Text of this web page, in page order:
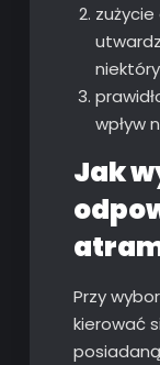
wpływ
Jak
Przy
kierować